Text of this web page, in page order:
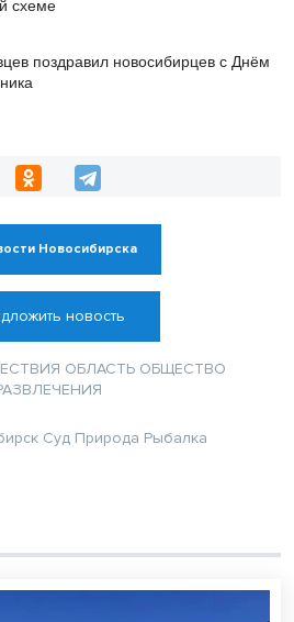
поздравил новосибирцев с Днём
Новосибирска
новость
ОБЛАСТЬ ОБЩЕСТВО
Суд Природа Рыбалка